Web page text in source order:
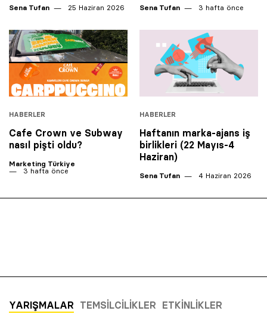
Sena Tufan 25 Haziran 2026 Sena Tufan 3 hafta önce
HABERLER
Cafe Crown ve Subway
nasıl pişti oldu?
Marketing Türkiye
3 hafta önce
HABERLER
Haftanın marka-ajans iş
birlikleri (22 Mayıs-4
Haziran)
Sena Tufan 4 Haziran 2026
YARIŞMALAR TEMSILCILIKLER ETKINLIKLER